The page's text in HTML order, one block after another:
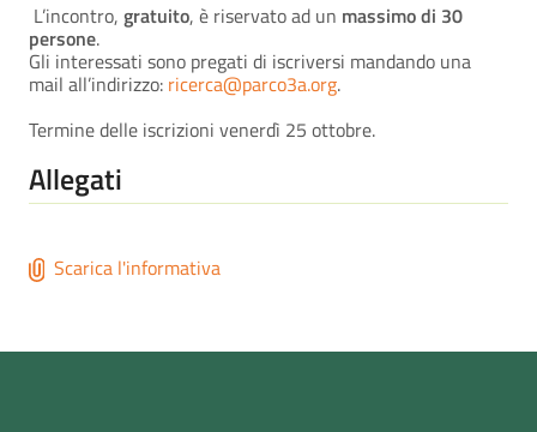
L’incontro, gratuito, è riservato ad un massimo di 30
persone.
Gli interessati sono pregati di iscriversi mandando una
mail all’indirizzo: ricerca@parco3a.org.
Termine delle iscrizioni venerdì 25 ottobre.
Allegati
Scarica l'informativa